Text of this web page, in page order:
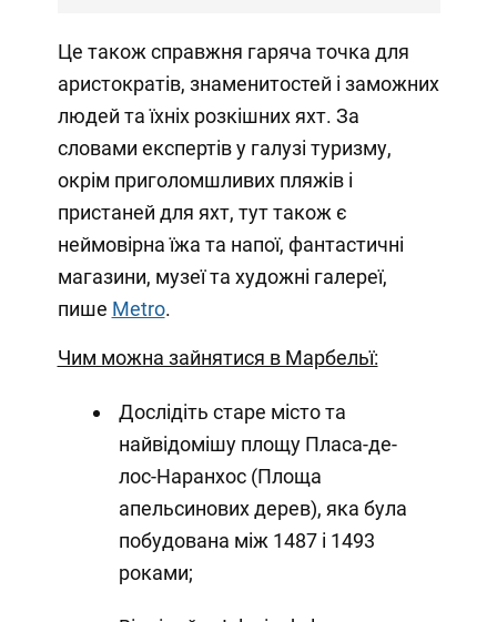
Це також справжня гаряча точка для
аристократів, знаменитостей і заможних
людей та їхніх розкішних яхт. За
словами експертів у галузі туризму,
окрім приголомшливих пляжів і
пристаней для яхт, тут також є
неймовірна їжа та напої, фантастичні
магазини, музеї та художні галереї,
пише Metro.
Чим можна зайнятися в Марбельї:
Дослідіть старе місто та
найвідомішу площу Пласа-де-
лос-Наранхос (Площа
апельсинових дерев), яка була
побудована між 1487 і 1493
роками;